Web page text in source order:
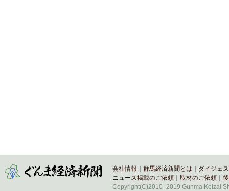
会社情報 群馬経済新聞とは
ダイジェ
ニュース掲載のご依頼
取材のご依頼
Copyright(C)2010–2019 Gunma Keizai